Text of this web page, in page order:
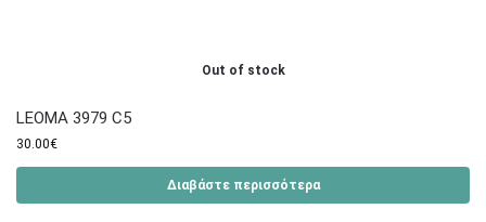
Out of stock
LEOMA 3979 C5
30.00€
Διαβάστε περισσότερα